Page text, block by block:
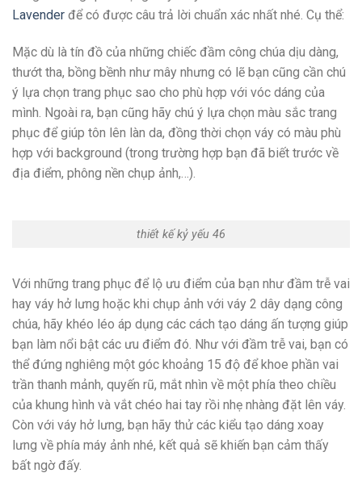
Lavender để có được câu trả lời chuẩn xác nhất nhé. Cụ thể:
Mặc dù là tín đồ của những chiếc đầm công chúa dịu dàng,
thướt tha, bồng bềnh như mây nhưng có lẽ bạn cũng cần chú
ý lựa chọn trang phục sao cho phù hợp với vóc dáng của
mình. Ngoài ra, bạn cũng hãy chú ý lựa chọn màu sắc trang
phục để giúp tôn lên làn da, đồng thời chọn váy có màu phù
hợp với background (trong trường hợp bạn đã biết trước về
địa điểm, phông nền chụp ảnh,…).
thiết kế kỷ yếu 46
Với những trang phục để lộ ưu điểm của bạn như đầm trễ vai
hay váy hở lưng hoặc khi chụp ảnh với váy 2 dây dạng công
chúa, hãy khéo léo áp dụng các cách tạo dáng ấn tượng giúp
bạn làm nổi bật các ưu điểm đó. Như với đầm trễ vai, bạn có
thể đứng nghiêng một góc khoảng 15 độ để khoe phần vai
trần thanh mảnh, quyến rũ, mắt nhìn về một phía theo chiều
của khung hình và vắt chéo hai tay rồi nhẹ nhàng đặt lên váy.
Còn với váy hở lưng, bạn hãy thử các kiểu tạo dáng xoay
lưng về phía máy ảnh nhé, kết quả sẽ khiến bạn cảm thấy
bất ngờ đấy.